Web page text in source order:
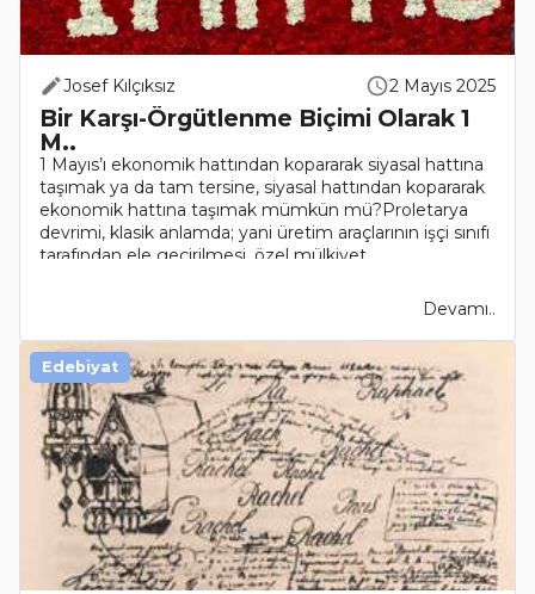
Josef Kılçıksız 2 Mayıs 2025
Bir Karşı-Örgütlenme Biçimi Olarak 1
M..
1 Mayıs’ı ekonomik hattından kopararak siyasal hattına
taşımak ya da tam tersine, siyasal hattından kopararak
ekonomik hattına taşımak mümkün mü?Proletarya
devrimi, klasik anlamda; yani üretim araçlarının işçi sınıfı
tarafından ele geçirilmesi, özel mülkiyet..
Devamı..
Edebiyat